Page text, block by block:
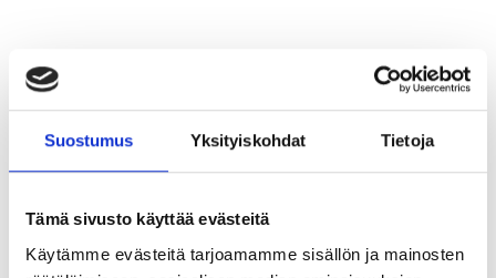
Suostumus Yksityiskohdat Tietoja
Tämä sivusto käyttää evästeitä
Käytämme evästeitä tarjoamamme sisällön ja mainosten
KATSO TALLENNE: MK Aamukahviseura 19.5.2026: